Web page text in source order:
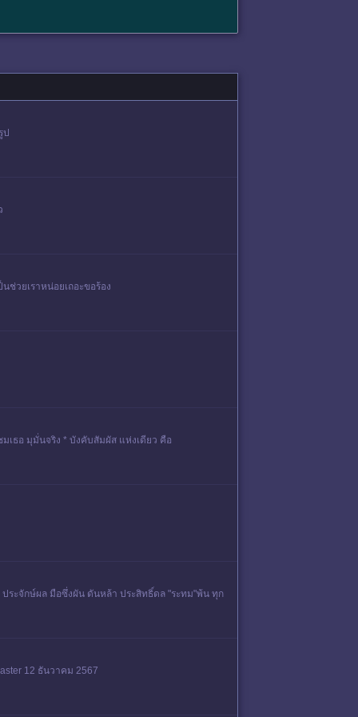
ป
ช่วยเราหน่อยเถอะขอร้อง
เธอ มุมั่นจริง * บังคับสัมผัส แห่งเดียว คือ
ระจักษ์ผล มือซึ่งผัน ดันหล้า ประสิทธิ์ดล "ระทม"พ้น ทุก
12 ธันวาคม 2567